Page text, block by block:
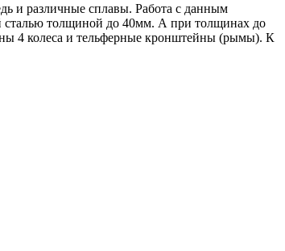
и различные сплавы. Работа с данным
сталью толщиной до 40мм. А при толщинах до
4 колеса и тельферные кронштейны (рымы). К